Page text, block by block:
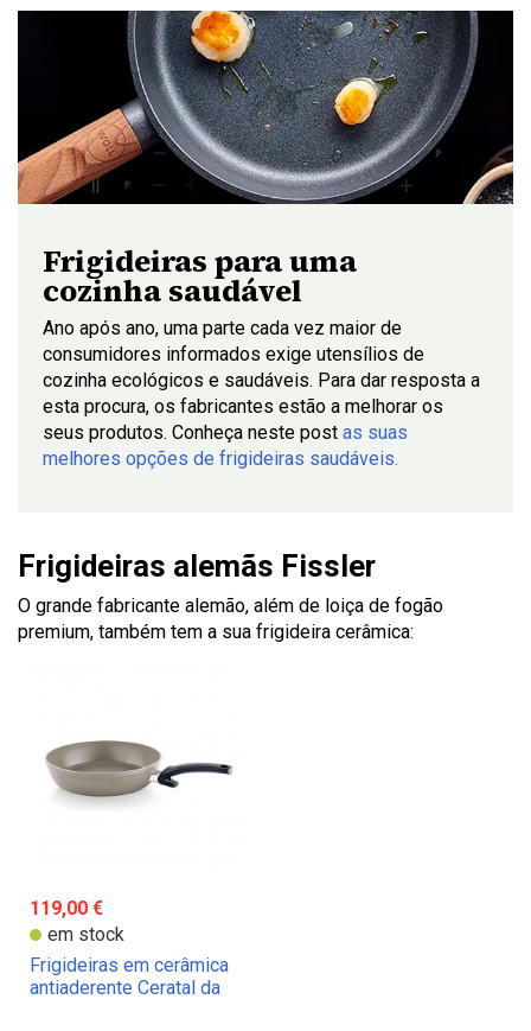
Frigideiras para uma
cozinha saudável
Ano após ano, uma parte cada vez maior de
consumidores informados exige utensílios de
cozinha ecológicos e saudáveis. Para dar resposta a
esta procura, os fabricantes estão a melhorar os
seus produtos. Conheça neste post as suas
melhores opções de frigideiras saudáveis.
Frigideiras alemãs Fissler
O grande fabricante alemão, além de loiça de fogão
premium, também tem a sua frigideira cerâmica:
119,00 €
em stock
Frigideiras em cerâmica
antiaderente Ceratal da